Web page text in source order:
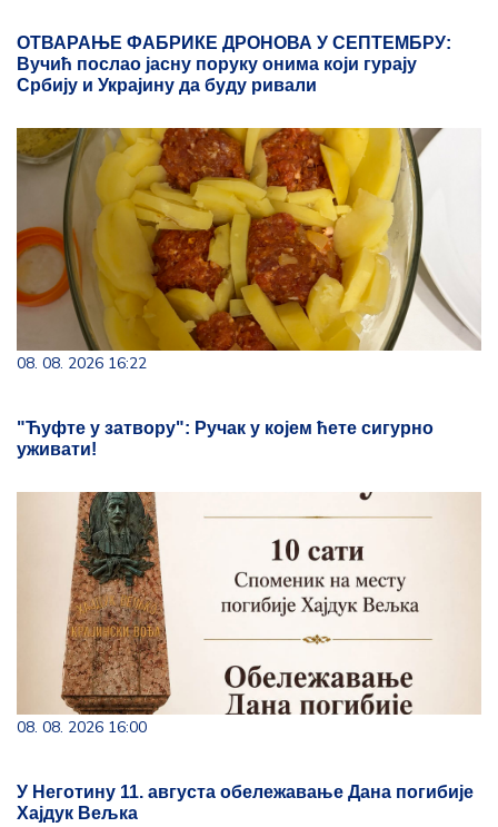
ОТВАРАЊЕ ФАБРИКЕ ДРОНОВА У СЕПТЕМБРУ:
Вучић послао јасну поруку онима који гурају
Србију и Украјину да буду ривали
08. 08. 2026 16:22
"Ћуфте у затвору": Ручак у којем ћете сигурно
уживати!
08. 08. 2026 16:00
У Неготину 11. августа обележавање Дана погибије
Хајдук Вељка